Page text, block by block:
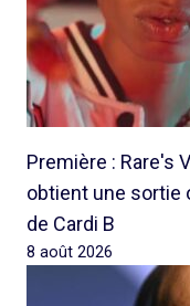
Première : Rare's
obtient une sortie
de Cardi B
8 août 2026